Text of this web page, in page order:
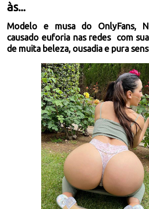
às...
Modelo e musa do OnlyFans,
causado euforia nas redes com
de muita beleza, ousadia e pura